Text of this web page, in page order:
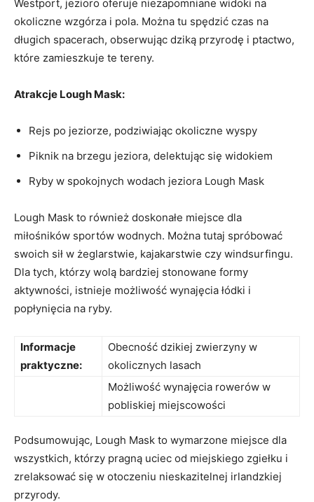
Westport, jezioro oferuje⁣ niezapomniane widoki na
⁢okoliczne wzgórza i pola. Można ⁤tu spędzić czas na
długich ⁣spacerach, obserwując dziką przyrodę i ptactwo,
które ⁤zamieszkuje te tereny.
Atrakcje Lough​ Mask:
Rejs po jeziorze, podziwiając okoliczne ⁢wyspy
Piknik na brzegu jeziora, delektując się widokiem
Ryby w spokojnych wodach jeziora Lough Mask
Lough Mask to również doskonałe miejsce dla
miłośników ‍sportów wodnych. Można tutaj spróbować
swoich sił w żeglarstwie, kajakarstwie czy windsurfingu.
Dla ‌tych, którzy wolą bardziej stonowane formy
aktywności, istnieje możliwość‌ wynajęcia łódki i
popłynięcia ​na ryby.
Informacje
praktyczne:
Obecność dzikiej zwierzyny w
okolicznych lasach
Możliwość wynajęcia rowerów w
pobliskiej miejscowości
Podsumowując, Lough⁢ Mask to wymarzone miejsce dla
wszystkich, którzy pragną uciec od miejskiego zgiełku i
zrelaksować ⁤się ​w otoczeniu nieskazitelnej irlandzkiej
przyrody.